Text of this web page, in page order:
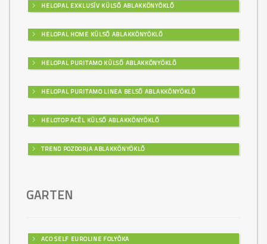
HELOPAL EXKLUSÍV KÜLSŐ ABLAKKÖNYÖKLŐ
HELOPAL HOME KÜLSŐ ABLAKKÖNYÖKLŐ
HELOPAL PURITAMO KÜLSŐ ABLAKKÖNYÖKLŐ
HELOPAL PURITAMO LINEA BELSŐ ABLAKKÖNYÖKLŐ
HELOTOP ACÉL KÜLSŐ ABLAKKÖNYÖKLŐ
TREND POZDORJA ABLAKKÖNYÖKLŐ
GARTEN
ACO SELF EUROLINE FOLYÓKA